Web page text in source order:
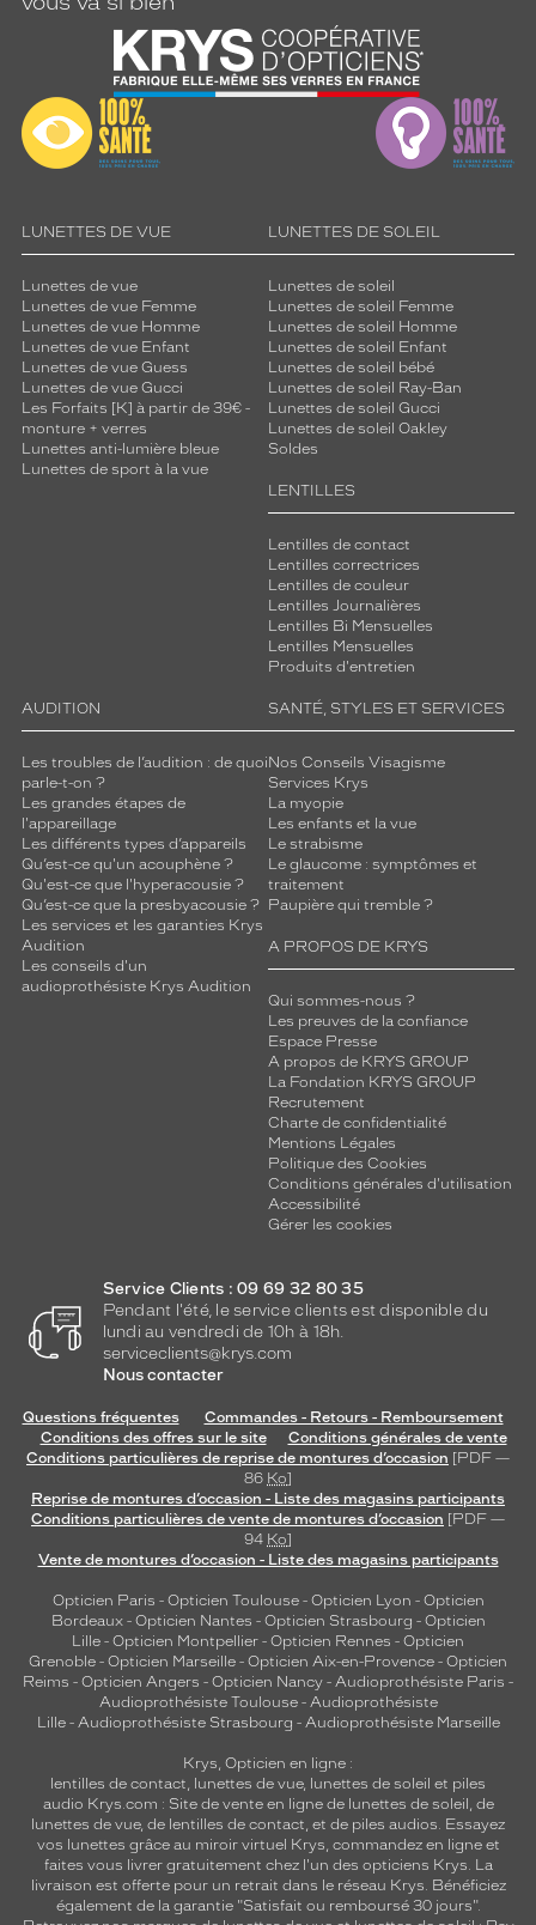
LUNETTES DE VUE
Lunettes de vue
Lunettes de vue Femme
Lunettes de vue Homme
Lunettes de vue Enfant
Lunettes de vue Guess
Lunettes de vue Gucci
Les Forfaits [K] à partir de 39€ -
monture + verres
Lunettes anti-lumière bleue
Lunettes de sport à la vue
LUNETTES DE SOLEIL
Lunettes de soleil
Lunettes de soleil Femme
Lunettes de soleil Homme
Lunettes de soleil Enfant
Lunettes de soleil bébé
Lunettes de soleil Ray-Ban
Lunettes de soleil Gucci
Lunettes de soleil Oakley
Soldes
LENTILLES
Lentilles de contact
Lentilles correctrices
Lentilles de couleur
Lentilles Journalières
Lentilles Bi Mensuelles
Lentilles Mensuelles
Produits d'entretien
AUDITION
Les troubles de l’audition : de quoi
parle-t-on ?
Les grandes étapes de
l'appareillage
Les différents types d’appareils
Qu’est-ce qu'un acouphène ?
Qu'est-ce que l'hyperacousie ?
Qu’est-ce que la presbyacousie ?
Les services et les garanties Krys
Audition
Les conseils d'un
audioprothésiste Krys Audition
SANTÉ, STYLES ET SERVICES
Nos Conseils Visagisme
Services Krys
La myopie
Les enfants et la vue
Le strabisme
Le glaucome : symptômes et
traitement
Paupière qui tremble ?
A PROPOS DE KRYS
Qui sommes-nous ?
Les preuves de la confiance
Espace Presse
A propos de KRYS GROUP
La Fondation KRYS GROUP
Recrutement
Charte de confidentialité
Mentions Légales
Politique des Cookies
Conditions générales d'utilisation
Accessibilité
Gérer les cookies
Service Clients : 09 69 32 80 35
Pendant l'été, le service clients est disponible du
lundi au vendredi de 10h à 18h.
serviceclients@krys.com
Nous contacter
Questions fréquentes
Commandes - Retours - Remboursement
Conditions des offres sur le site
Conditions générales de vente
Conditions particulières de reprise de montures d’occasion [PDF —
86 Ko]
Reprise de montures d’occasion - Liste des magasins participants
Conditions particulières de vente de montures d’occasion [PDF —
94 Ko]
Vente de montures d’occasion - Liste des magasins participants
Opticien Paris - Opticien Toulouse- Opticien Lyon - Opticien
Bordeaux- Opticien Nantes - Opticien Strasbourg - Opticien
Lille - Opticien Montpellier - Opticien Rennes - Opticien
Grenoble - Opticien Marseille - Opticien Aix-en-Provence - Opticien
Reims - Opticien Angers - Opticien Nancy - Audioprothésiste Paris -
Audioprothésiste Toulouse- Audioprothésiste
Lille- Audioprothésiste Strasbourg - Audioprothésiste Marseille
Krys, Opticien en ligne :
lentilles de contact, lunettes de vue, lunettes de soleil et piles
audio Krys.com : Site de vente en ligne de lunettes de soleil, de
lunettes de vue, de lentilles de contact, et de piles audios. Essayez
vos lunettes grâce au miroir virtuel Krys, commandez en ligne et
faites vous livrer gratuitement chez l'un des opticiens Krys. La
livraison est offerte pour un retrait dans le réseau Krys. Bénéficiez
également de la garantie "Satisfait ou remboursé 30 jours".